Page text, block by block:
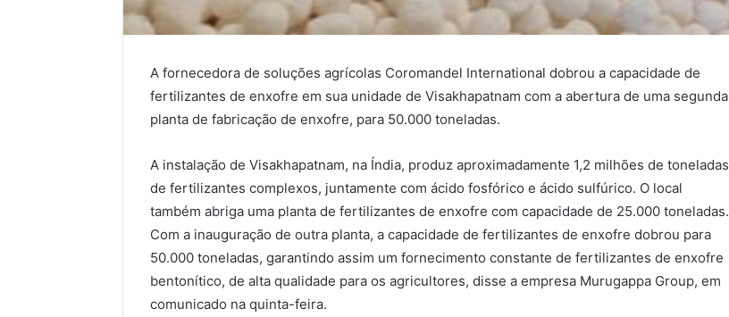
A fornecedora de soluções agrícolas Coromandel International dobrou a capacidade de
fertilizantes de enxofre em sua unidade de Visakhapatnam com a abertura de uma segunda
planta de fabricação de enxofre, para 50.000 toneladas.
A instalação de Visakhapatnam, na Índia, produz aproximadamente 1,2 milhões de toneladas
de fertilizantes complexos, juntamente com ácido fosfórico e ácido sulfúrico. O local
também abriga uma planta de fertilizantes de enxofre com capacidade de 25.000 toneladas.
Com a inauguração de outra planta, a capacidade de fertilizantes de enxofre dobrou para
50.000 toneladas, garantindo assim um fornecimento constante de fertilizantes de enxofre
bentonítico, de alta qualidade para os agricultores, disse a empresa Murugappa Group, em
comunicado na quinta-feira.